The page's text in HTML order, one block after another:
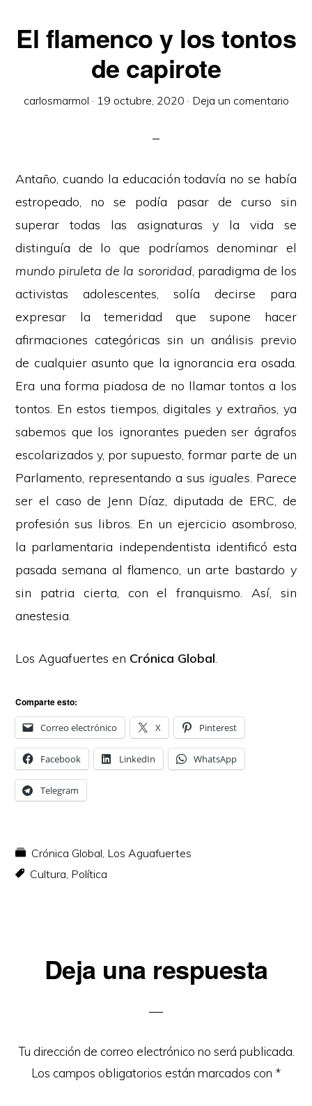
El flamenco y los tontos
de capirote
carlosmarmol · 19 octubre, 2020 · Deja un comentario
Antaño, cuando la educación todavía no se había
estropeado, no se podía pasar de curso sin
superar todas las asignaturas y la vida se
distinguía de lo que podríamos denominar el
mundo piruleta de la sororidad, paradigma de los
activistas adolescentes, solía decirse para
expresar la temeridad que supone hacer
afirmaciones categóricas sin un análisis previo
de cualquier asunto que la ignorancia era osada.
Era una forma piadosa de no llamar tontos a los
tontos. En estos tiempos, digitales y extraños, ya
sabemos que los ignorantes pueden ser ágrafos
escolarizados y, por supuesto, formar parte de un
Parlamento, representando a sus iguales. Parece
ser el caso de Jenn Díaz, diputada de ERC, de
profesión sus libros. En un ejercicio asombroso,
la parlamentaria independentista identificó esta
pasada semana al flamenco, un arte bastardo y
sin patria cierta, con el franquismo. Así, sin
anestesia.
Los Aguafuertes en Crónica Global.
Comparte esto:
Correo electrónico X Pinterest
Facebook LinkedIn WhatsApp
Telegram
Crónica Global, Los Aguafuertes
Cultura, Política
Interacciones
lectores
Deja una respuesta
Tu dirección de correo electrónico no será publicada.
Los campos obligatorios están marcados con *